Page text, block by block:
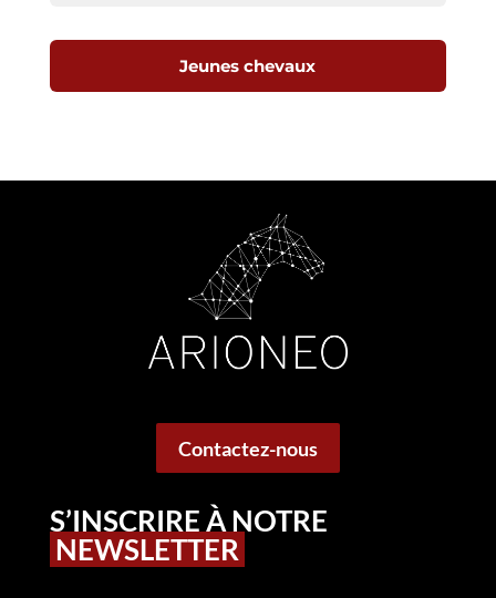
Jeunes chevaux
Contactez-nous
S’INSCRIRE À NOTRE
NEWSLETTER